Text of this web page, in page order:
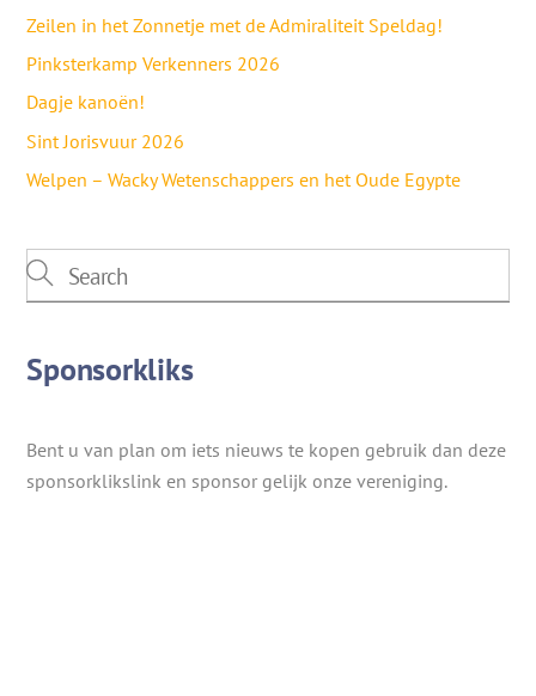
Zeilen in het Zonnetje met de Admiraliteit Speldag!
Pinksterkamp Verkenners 2026
Dagje kanoën!
Sint Jorisvuur 2026
Welpen – Wacky Wetenschappers en het Oude Egypte
Sponsorkliks
Bent u van plan om iets nieuws te kopen gebruik dan deze
sponsorklikslink en sponsor gelijk onze vereniging.